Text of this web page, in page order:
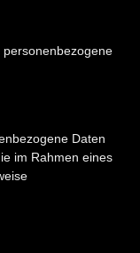
Daten
im Rahmen eines